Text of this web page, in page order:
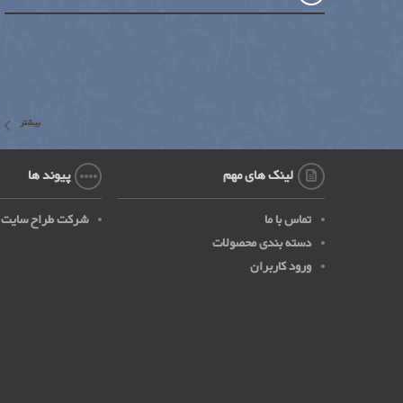
بیشتر
لینک های مهم
تماس با ما
دسته بندی محصولات
ورود کاربران
پیوند ها
شرکت طراح سایت